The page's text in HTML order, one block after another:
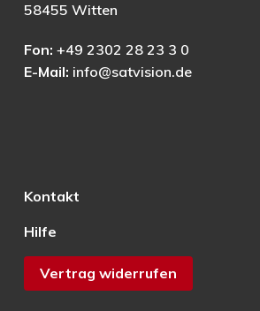
58455 Witten
Fon: +49 2302 28 23 3 0
E-Mail: info@satvision.de
Kontakt
Hilfe
Vertrag widerrufen